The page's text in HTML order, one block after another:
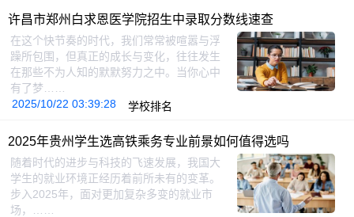
许昌市郑州白求恩医学院招生中录取分数线速查
在这个快节奏的时代，我们常常被喧嚣与浮
躁所包围，但真正的成长与变化，往往发生
在那些不为人知的默默努力之中。当你心中
有了梦……
2025/10/22 03:39:28
学校排名
2025年贵州学生选高铁乘务专业前景如何值得选吗
随着时代的进步与科技的飞速发展，我国大
学生的就业环境正经历着前所未有的变革。
步入2025年，面对更加复杂多变的就业市
场，……